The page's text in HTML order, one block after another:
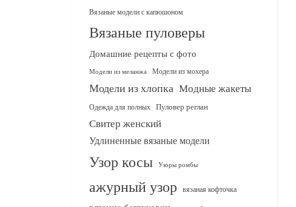
Вязаные модели с капюшоном
Вязаные пуловеры
Домашние рецепты с фото
Модели из меланжа Модели из мохера
Модели из хлопка Модные жакеты
Одежда для полных Пуловер реглан
Свитер женский
Удлиненные вязаные модели
Узор косы Узоры ромбы
ажурный узор вязаная кофточка